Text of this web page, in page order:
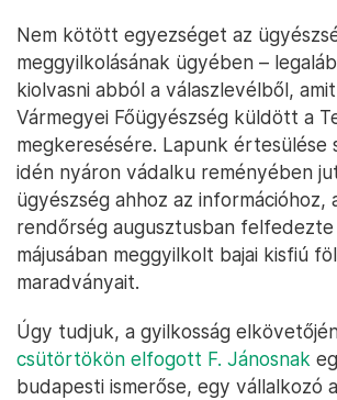
Nem kötött egyezséget az
meggyilkolásának ügyében –
kiolvasni abból a válaszlevélből,
Vármegyei Főügyészség küldött a
megkeresésére. Lapunk értesülése
idén nyáron vádalku reményében
ügyészség ahhoz az információhoz,
rendőrség augusztusban felfedezte
májusában meggyilkolt bajai kisfiú
maradványait.
Úgy tudjuk, a gyilkosság
csütörtökön elfogott F. Jánosnak
budapesti ismerőse, egy vállalkozó